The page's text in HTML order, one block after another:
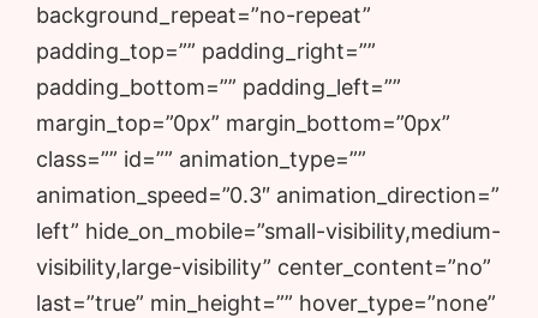
background_repeat=”no-repeat”
padding_top=”” padding_right=””
padding_bottom=”” padding_left=””
margin_top=”0px” margin_bottom=”0px”
class=”” id=”” animation_type=””
animation_speed=”0.3″ animation_direction=”
left” hide_on_mobile=”small-visibility,medium-
visibility,large-visibility” center_content=”no”
last=”true” min_height=”” hover_type=”none”